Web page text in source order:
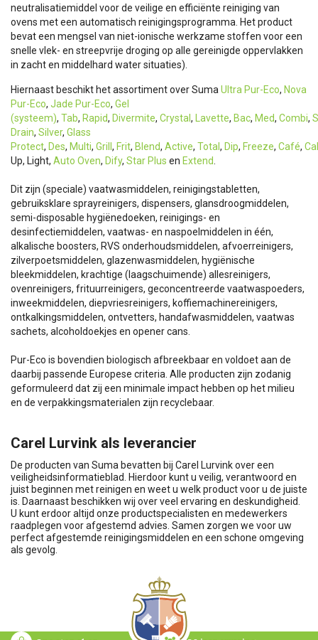
neutralisatiemiddel voor de veilige en efficiënte reiniging van
ovens met een automatisch reinigingsprogramma. Het product
bevat een mengsel van niet-ionische werkzame stoffen voor een
snelle vlek- en streepvrije droging op alle gereinigde oppervlakken
in zacht en middelhard water situaties).
Hiernaast beschikt het assortiment over Suma Ultra Pur-Eco, Nova
Pur-Eco, Jade Pur-Eco, Gel
(systeem), Tab, Rapid, Divermite, Crystal, Lavette, Bac, Med, Combi,
Drain, Silver, Glass
Protect, Des, Multi, Grill, Frit, Blend, Active, Total, Dip, Freeze, Café,
Up, Light, Auto Oven, Dify, Star Plus en Extend
Dit zijn (speciale) vaatwasmiddelen, reinigingstabletten,
gebruiksklare sprayreinigers, dispensers, glansdroogmiddelen,
semi-disposable hygiënedoeken, reinigings- en
desinfectiemiddelen, vaatwas- en naspoelmiddelen in één,
alkalische boosters, RVS onderhoudsmiddelen, afvoerreinigers,
zilverpoetsmiddelen, glazenwasmiddelen, hygiënische
bleekmiddelen, krachtige (laagschuimende) allesreinigers,
ovenreinigers, frituurreinigers, geconcentreerde vaatwaspoeders,
inweekmiddelen, diepvriesreinigers, koffiemachinereinigers,
ontkalkingsmiddelen, ontvetters, handafwasmiddelen, vaatwas
sachets, alcoholdoekjes en opener cans.
Pur-Eco is bovendien biologisch afbreekbaar en voldoet aan de
daarbij passende Europese criteria. Alle producten zijn zodanig
geformuleerd dat zij een minimale impact hebben op het milieu
en de verpakkingsmaterialen zijn recyclebaar.
Carel Lurvink als leverancier
De producten van Suma bevatten bij Carel Lurvink over een
veiligheidsinformatieblad. Hierdoor kunt u veilig, verantwoord en
juist beginnen met reinigen en weet u welk product voor u de juiste
is. Daarnaast beschikken wij over veel ervaring en deskundigheid.
U kunt erdoor altijd onze productspecialisten en medewerkers
raadplegen voor afgestemd advies. Samen zorgen we voor uw
perfect afgestemde reinigingsmiddelen en een schone omgeving
als gevolg.